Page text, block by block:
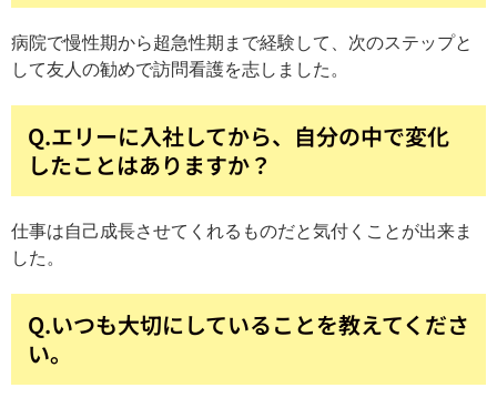
病院で慢性期から超急性期まで経験して、次のステップと
して友人の勧めで訪問看護を志しました。
Q.エリーに入社してから、自分の中で変化
したことはありますか？
仕事は自己成長させてくれるものだと気付くことが出来ま
した。
Q.いつも大切にしていることを教えてくださ
い。